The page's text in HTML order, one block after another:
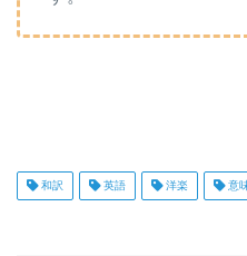
和訳 英語 洋楽 意